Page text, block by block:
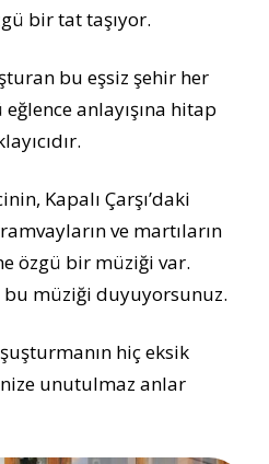
bir tat taşıyor.
bu eşsiz şehir her
anlayışına hitap
Kapalı Çarşı’daki
ve martıların
özgü bir müziği var.
bu müziği duyuyorsunuz.
hiç eksik
unutulmaz anlar